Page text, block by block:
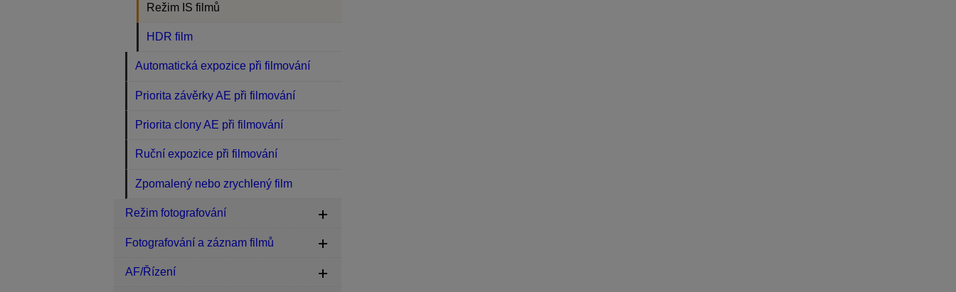
Režim IS filmů
HDR film
Automatická expozice při filmování
Priorita závěrky AE při filmování
Priorita clony AE při filmování
Ruční expozice při filmování
Zpomalený nebo zrychlený film
Režim fotografování
Fotografování a záznam filmů
AF/Řízení